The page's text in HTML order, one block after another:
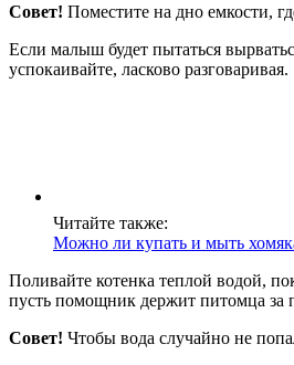
Совет! Поместите на дно емкости,
Если малыш будет пытаться
успокаивайте, ласково разговаривая.
Читайте также:
Можно ли купать и мыть
Поливайте котенка теплой водой,
пусть помощник держит питомца за
Совет! Чтобы вода случайно не